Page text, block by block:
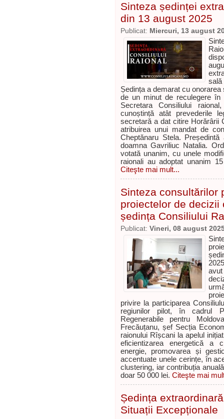
Sinteza ședinței
din 13 august 2025
Publicat: Miercuri, 13 august
Ședința a demarat cu
de un minut de reculegere în
Secretara Consiliului
cunoștință atât prevederile
secretară a dat citire Horărârii
atribuirea unui mandat de
Cheptănaru Stela.
doamna Gavriliuc Natalia.
votată unanim, cu unele
raionali au adoptat unanim
Citeşte mai mult...
Sinteza consultărilor
proiectelor de decizii
ședința Consiliului
Publicat: Vineri, 08 august
privire la participarea
regiunilor pilot, în cadrul
Regenerabile pentru
Frecăuțanu, șef Secția
raionului Rîșcani la apelul
eficientizarea energetică a
energie, promovarea și
accentuate unele cerințe, în
clustering, iar contribuția
doar 50 000 lei. Citeşte mai
Ședința
Situații Excepționale